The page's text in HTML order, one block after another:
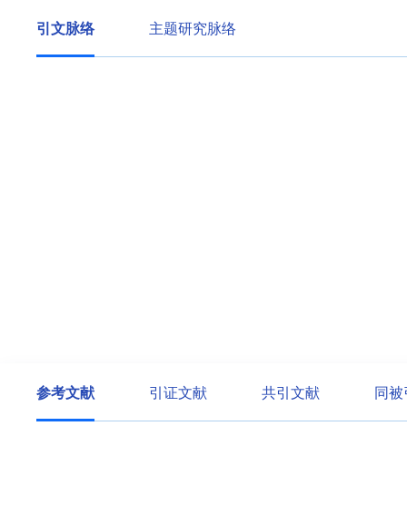
引文脉络 主题研究脉络
参考文献 引证文献 共引文献 同